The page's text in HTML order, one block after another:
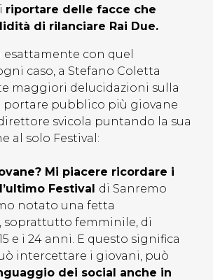
riportare delle facce che
di rilanciare Rai Due.
esattamente con quel
caso, a Stefano Coletta
maggiori delucidazioni sulla
portare pubblico più giovane
svicola puntando la sua
al solo Festival:
Mi piacere ricordare i
Festival di Sanremo
notato una fetta
soprattutto femminile, di
e i 24 anni. E questo significa
intercettare i giovani, può
dei social anche in